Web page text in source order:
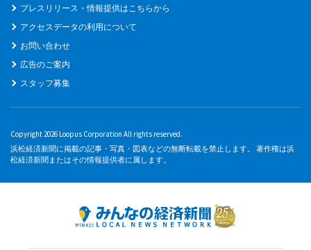
プレスリリース・情報提供はこちらから
アクセスデータの利用について
お問い合わせ
広告のご案内
スタッフ募集
Copyright 2026 Loopus Corporation All rights reserved.
浜松経済新聞に掲載の記事・写真・図表などの無断転載を禁止します。 著作権は浜
松経済新聞またはその情報提供者に属します。